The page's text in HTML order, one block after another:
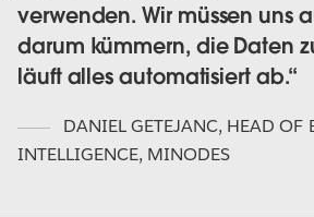
verwenden. Wir müssen uns
darum kümmern, die Daten
läuft alles automatisiert ab.
DANIEL GETEJANC, HEAD OF
INTELLIGENCE, MINODES